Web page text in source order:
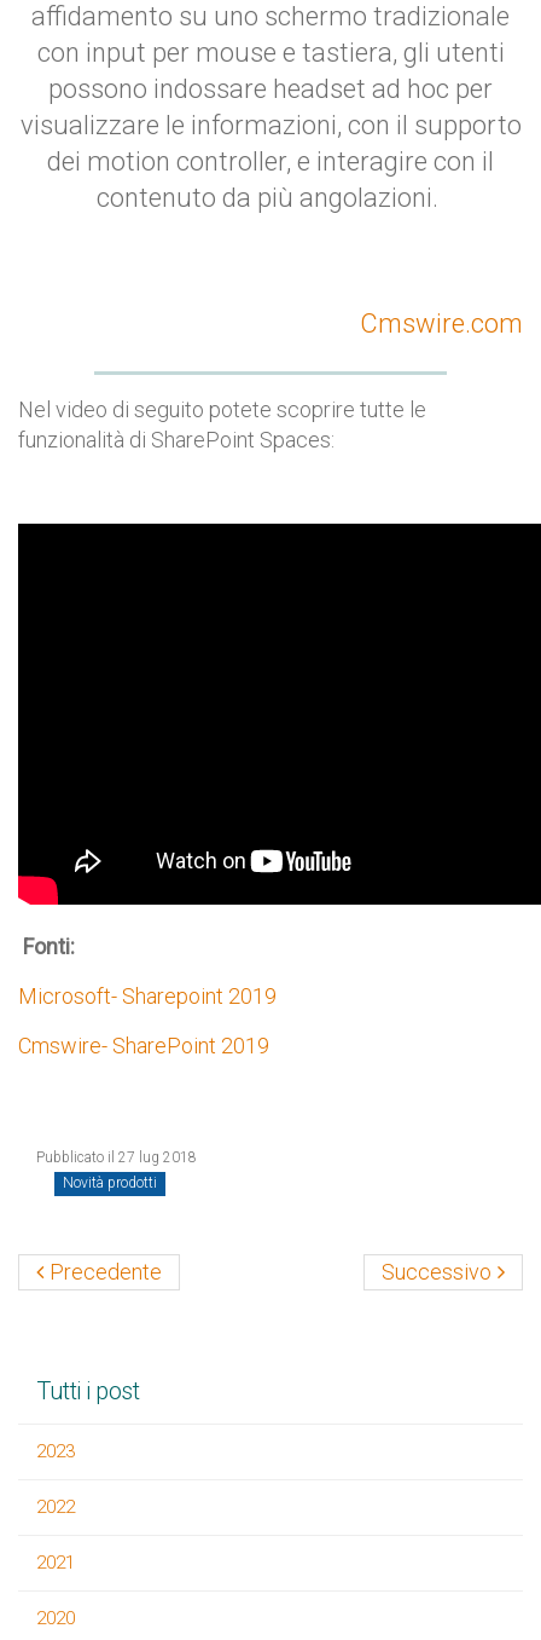
affidamento su uno schermo tradizionale
con input per mouse e tastiera, gli utenti
possono indossare headset ad hoc per
visualizzare le informazioni, con il supporto
dei motion controller, e interagire con il
contenuto da più angolazioni.
Cmswire.com
Nel video di seguito potete scoprire tutte le
funzionalità di SharePoint Spaces:
Fonti:
Microsoft- Sharepoint 2019
Cmswire- SharePoint 2019
Pubblicato il 27 lug 2018
Novità prodotti
Precedente Successivo
Tutti i post
2023
2022
2021
2020